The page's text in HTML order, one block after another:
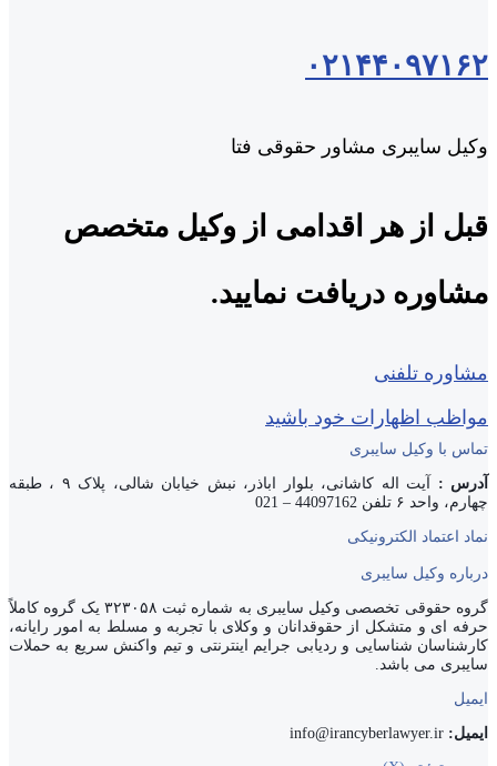
۰۲۱۴۴۰۹۷۱۶۲
وکیل سایبری مشاور حقوقی فتا
قبل از هر اقدامی از وکیل متخصص
مشاوره دریافت نمایید.
مشاوره تلفنی
مواظب اظهارات خود باشید
تماس با وکیل سایبری
آدرس :
آیت اله کاشانی، بلوار اباذر، نبش خیابان شالی، پلاک ۹ ، طبقه
چهارم، واحد ۶ تلفن 44097162 – 021
نماد اعتماد الکترونیکی
درباره وکیل سایبری
گروه حقوقی تخصصی وکیل سایبری به شماره ثبت ۳۲۳۰۵۸ یک گروه کاملاً
حرفه ای و متشکل از حقوقدانان و وکلای با تجربه و مسلط به امور رایانه،
کارشناسان شناسایی و ردیابی جرایم اینترنتی و تیم واکنش سریع به حملات
سایبری می باشد.
ایمیل
ایمیل: info@irancyberlawyer.ir